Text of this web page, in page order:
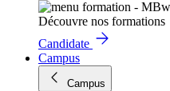
Découvre nos formations
Candidate
Campus
Campus